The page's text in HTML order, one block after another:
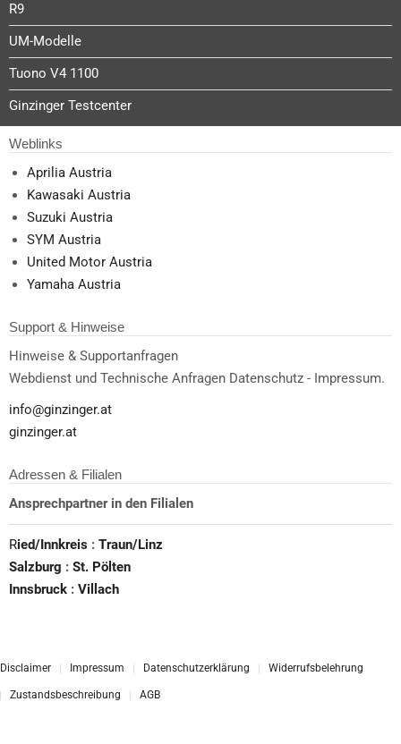
R9
UM-Modelle
Tuono V4 1100
Ginzinger Testcenter
Weblinks
Aprilia Austria
Kawasaki Austria
Suzuki Austria
SYM Austria
United Motor Austria
Yamaha Austria
Support & Hinweise
Hinweise & Supportanfragen
Webdienst und Technische Anfragen Datenschutz - Impressum.
info@ginzinger.at
ginzinger.at
Adressen & Filialen
Ansprechpartner in den Filialen
Ried/Innkreis : Traun/Linz
Salzburg : St. Pölten
Innsbruck : Villach
Disclaimer Impressum Datenschutzerklärung Widerrufsbelehrung
Zustandsbeschreibung AGB